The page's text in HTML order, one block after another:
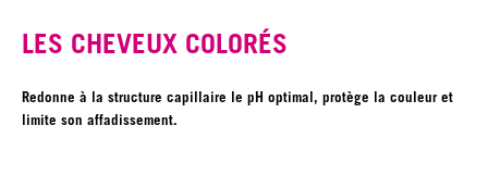
LES CHEVEUX COLORÉS
Redonne à la structure capillaire le pH optimal, protège la couleur et
limite son affadissement.